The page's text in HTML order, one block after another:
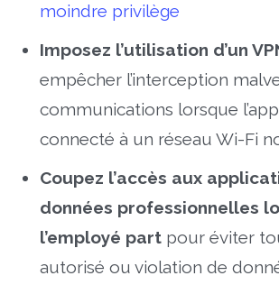
moindre privilège
Imposez l’utilisation d’un
empêcher l’interception
communications lorsque
connecté à un réseau Wi-Fi
Coupez l’accès aux
données professionnelles
l’employé part pour éviter
autorisé ou violation de